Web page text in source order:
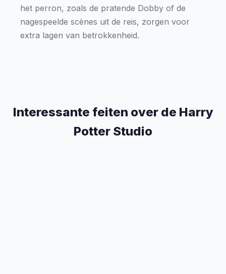
het perron, zoals de pratende Dobby of de
nagespeelde scènes uit de reis, zorgen voor
extra lagen van betrokkenheid.
Interessante feiten over de Harry
Potter Studio